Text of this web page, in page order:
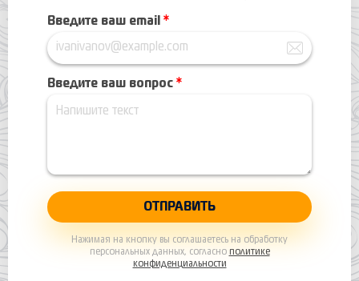
Введите ваш email *
Введите ваш вопрос *
Нажимая на кнопку вы соглашаетесь на обработку
персональных данных, согласно политике
конфиденциальности